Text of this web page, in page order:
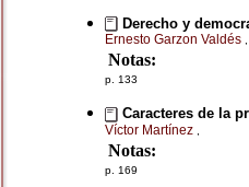
Derecho y
Ernesto Garzon Valdés
Notas:
p. 133
Caracteres de la
Víctor Martínez
Notas:
p. 169